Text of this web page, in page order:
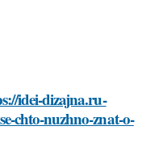
idei-dizajna.ru-
chto-nuzhno-znat-o-